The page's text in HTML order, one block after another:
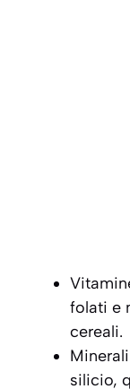
folati e
cereali.
silicio,